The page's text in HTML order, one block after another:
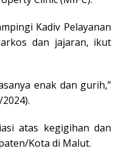
Kadiv Pelayanan
dan jajaran, ikut
enak dan gurih,”
atas kegigihan dan
Kota di Malut.